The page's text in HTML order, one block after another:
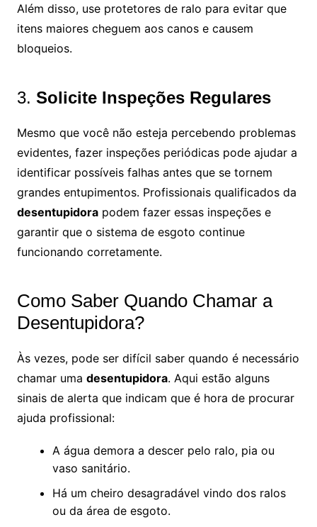
Além disso, use protetores de ralo para evitar que
itens maiores cheguem aos canos e causem
bloqueios.
3. Solicite Inspeções Regulares
Mesmo que você não esteja percebendo problemas
evidentes, fazer inspeções periódicas pode ajudar a
identificar possíveis falhas antes que se tornem
grandes entupimentos. Profissionais qualificados da
desentupidorapodem fazer essas inspeções e
garantir que o sistema de esgoto continue
funcionando corretamente.
Como Saber Quando Chamar a
Desentupidora?
Às vezes, pode ser difícil saber quando é necessário
chamar uma desentupidora. Aqui estão alguns
sinais de alerta que indicam que é hora de procurar
ajuda profissional:
A água demora a descer pelo ralo, pia ou
vaso sanitário.
Há um cheiro desagradável vindo dos ralos
ou da área de esgoto.